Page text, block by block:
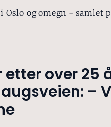
Oslo og omegn - samlet
etter over 25
–